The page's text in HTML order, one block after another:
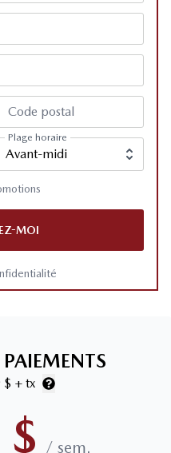
Code postal
Plage horaire
MOI
$ + tx
$ / sem.